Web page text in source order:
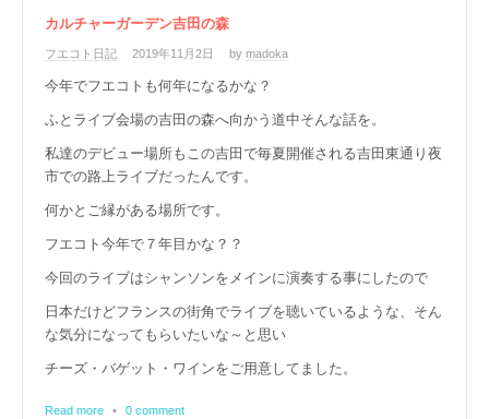
カルチャーガーデン吉田の森
フエコト日記 2019年11月2日 by madoka
今年でフエコトも何年になるかな？
ふとライブ会場の吉田の森へ向かう道中そんな話を。
私達のデビュー場所もこの吉田で毎夏開催される吉田東通り夜
市での路上ライブだったんです。
何かとご縁がある場所です。
フエコト今年で７年目かな？？
今回のライブはシャンソンをメインに演奏する事にしたので
日本だけどフランスの街角でライブを聴いているような、そん
な気分になってもらいたいな～と思い
チーズ・バゲット・ワインをご用意してました。
Read more • 0 comment